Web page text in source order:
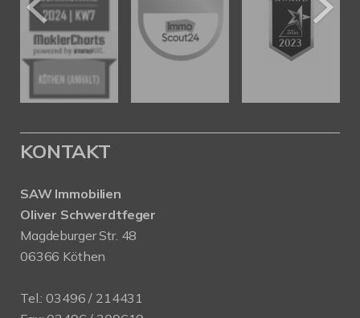
KONTAKT
SAW Immobilien
Oliver Schwerdtfeger
Magdeburger Str. 48
06366 Köthen
Tel.:03496 / 214431